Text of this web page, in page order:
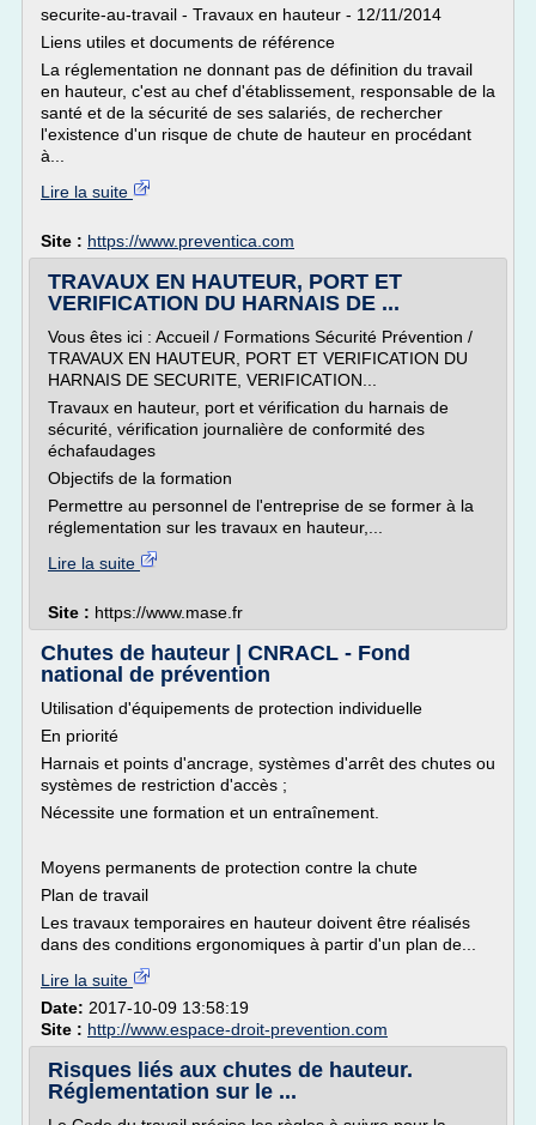
securite-au-travail - Travaux en hauteur - 12/11/2014
Liens utiles et documents de référence
La réglementation ne donnant pas de définition du travail
en hauteur, c'est au chef d'établissement, responsable de la
santé et de la sécurité de ses salariés, de rechercher
l'existence d'un risque de chute de hauteur en procédant
à...
Lire la suite
Site : https://www.preventica.com
TRAVAUX EN HAUTEUR, PORT ET
VERIFICATION DU HARNAIS DE ...
Vous êtes ici : Accueil / Formations Sécurité Prévention /
TRAVAUX EN HAUTEUR, PORT ET VERIFICATION DU
HARNAIS DE SECURITE, VERIFICATION...
Travaux en hauteur, port et vérification du harnais de
sécurité, vérification journalière de conformité des
échafaudages
Objectifs de la formation
Permettre au personnel de l'entreprise de se former à la
réglementation sur les travaux en hauteur,...
Lire la suite
Site : https://www.mase.fr
Chutes de hauteur | CNRACL - Fond
national de prévention
Utilisation d'équipements de protection individuelle
En priorité
Harnais et points d'ancrage, systèmes d'arrêt des chutes ou
systèmes de restriction d'accès ;
Nécessite une formation et un entraînement.
Moyens permanents de protection contre la chute
Plan de travail
Les travaux temporaires en hauteur doivent être réalisés
dans des conditions ergonomiques à partir d'un plan de...
Lire la suite
Date: 2017-10-09 13:58:19
Site : http://www.espace-droit-prevention.com
Risques liés aux chutes de hauteur.
Réglementation sur le ...